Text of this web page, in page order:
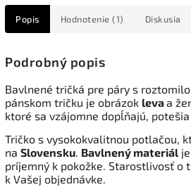
Popis Hodnotenie (1) Diskusia
Podrobný popis
Bavlnené tričká pre páry s
pánskom tričku je obrázok levaa
ktoré sa vzájomne dopĺňajú,
Tričko s vysokokvalitnou potlačou,
na Slovensku. Bavlnený materiál
príjemný k pokožke. Starostlivosť o
k Vašej objednávke.